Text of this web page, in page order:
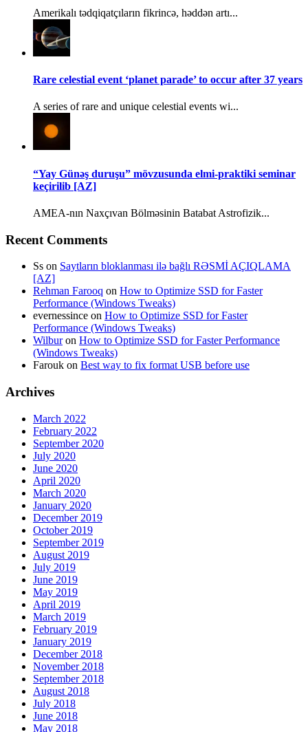
Amerikalı tədqiqatçıların fikrincə, həddən artı...
Rare celestial event ‘planet parade’ to occur after 37 years
A series of rare and unique celestial events wi...
“Yay Günəş duruşu” mövzusunda elmi-praktiki seminar
keçirilib [AZ]
AMEA-nın Naxçıvan Bölməsinin Batabat Astrofizik...
Recent Comments
Ss on Saytların bloklanması ilə bağlı RƏSMİ AÇIQLAMA
[AZ]
Rehman Farooq on How to Optimize SSD for Faster
Performance (Windows Tweaks)
evernessince on How to Optimize SSD for Faster
Performance (Windows Tweaks)
Wilburon How to Optimize SSD for Faster Performance
(Windows Tweaks)
Farouk on Best way to fix format USB before use
Archives
March 2022
February 2022
September 2020
July 2020
June 2020
April 2020
March 2020
January 2020
December 2019
October 2019
September 2019
August 2019
July 2019
June 2019
May 2019
April 2019
March 2019
February 2019
January 2019
December 2018
November 2018
September 2018
August 2018
July 2018
June 2018
May 2018